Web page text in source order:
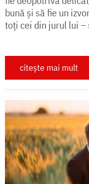
bună şi să fie un
toţi cei din jurul lui –
citește mai mult